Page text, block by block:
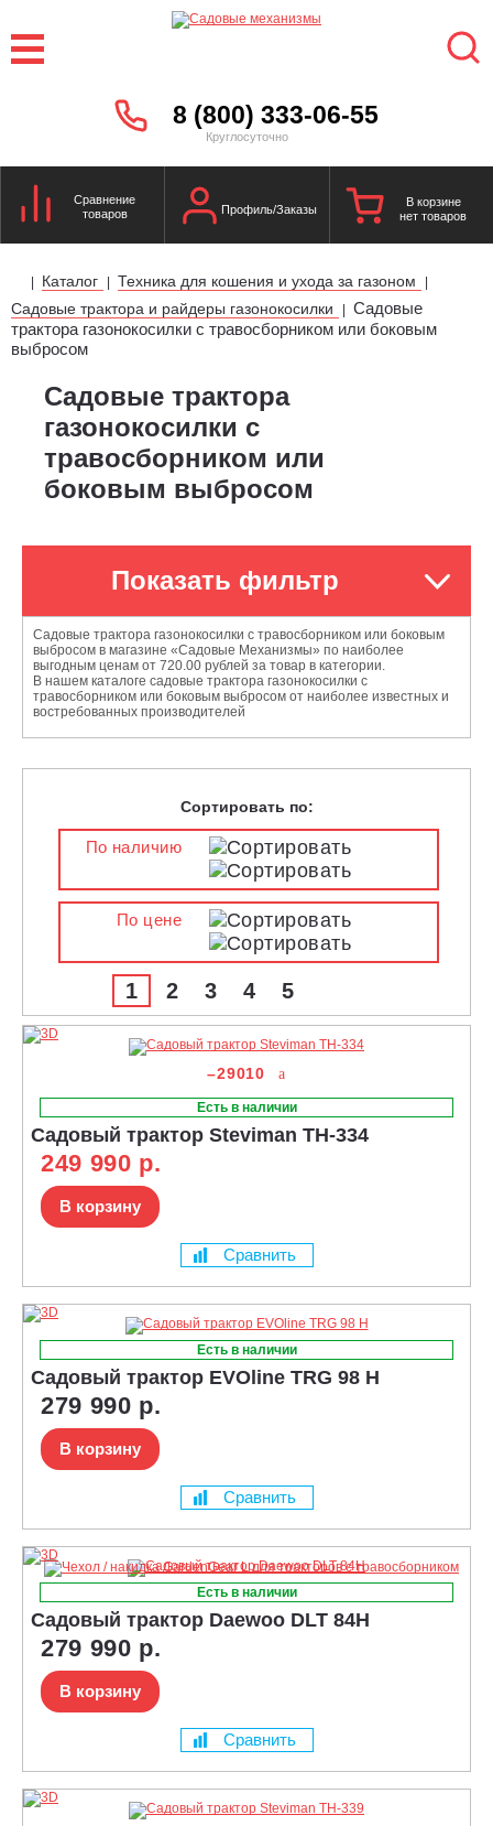
8 (800) 333-06-55
Круглосуточно
Сравнение
товаров
Профиль/Заказы
В корзине
нет товаров
| Каталог | Техника для кошения и ухода за газоном |
Садовые трактора и райдеры газонокосилки | Садовые
трактора газонокосилки с травосборником или боковым
выбросом
Садовые трактора
газонокосилки с
травосборником или
боковым выбросом
Показать фильтр
Садовые трактора газонокосилки с травосборником или боковым
выбросом в магазине «Садовые Механизмы» по наиболее
выгодным ценам от 720.00 рублей за товар в категории.
В нашем каталоге садовые трактора газонокосилки с
травосборником или боковым выбросом от наиболее известных и
востребованных производителей
Сортировать по:
По наличию
По цене
1 2 3 4 5
–29010
Есть в наличии
Садовый трактор Steviman TH-334
249 990 р.
В корзину
Сравнить
Есть в наличии
Садовый трактор EVOline TRG 98 H
279 990 р.
В корзину
Сравнить
Есть в наличии
Садовый трактор Daewoo DLT 84H
279 990 р.
В корзину
Сравнить